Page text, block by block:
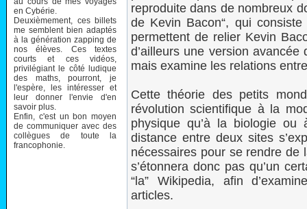
en Cybérie.
Deuxièmement, ces billets
me semblent bien adaptés
à la génération zapping de
nos élèves. Ces textes
courts et ces vidéos,
privilégiant le côté ludique
des maths, pourront, je
l'espère, les intéresser et
leur donner l'envie d'en
savoir plus.
Enfin, c'est un bon moyen
de communiquer avec des
collègues de toute la
francophonie.
reproduite dans de nombreux
de Kevin Bacon“, qui
permettent de relier Kevin
d’ailleurs une version
mais examine les relations
Cette théorie des petits
révolution scientifique à la
physique qu’à la biologie
distance entre deux sites
nécessaires pour se rendre de
s’étonnera donc pas qu’un
“la” Wikipedia, afin
articles.